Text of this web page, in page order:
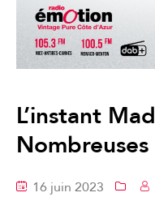
L’instant
Nombreuses
16 juin 2023